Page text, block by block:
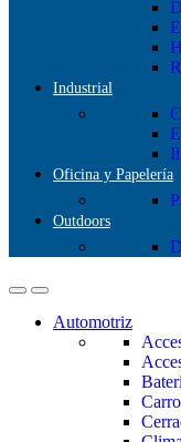
Industrial
Oficina y Papelería
Outdoors
Automotriz